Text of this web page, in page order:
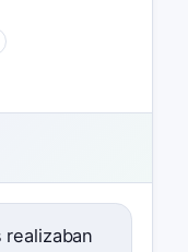
realizaban